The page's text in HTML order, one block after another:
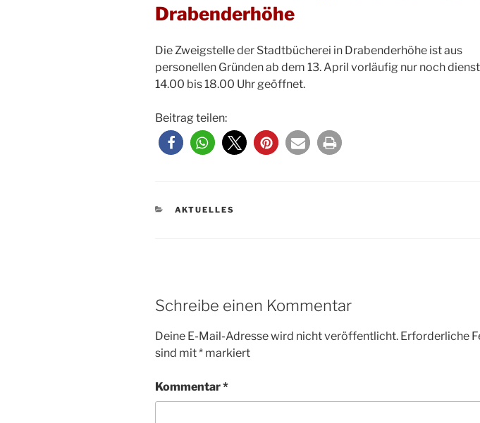
Drabenderhöhe
Die Zweigstelle der Stadtbücherei in Drabenderhöhe ist aus
personellen Gründen ab dem 13. April vorläufig nur noch
14.00 bis 18.00 Uhr geöffnet.
Beitrag teilen:
KATEGORIEN
AKTUELLES
Schreibe einen Kommentar
Deine E-Mail-Adresse wird nicht veröffentlicht. Erforderliche
sind mit* markiert
Kommentar*